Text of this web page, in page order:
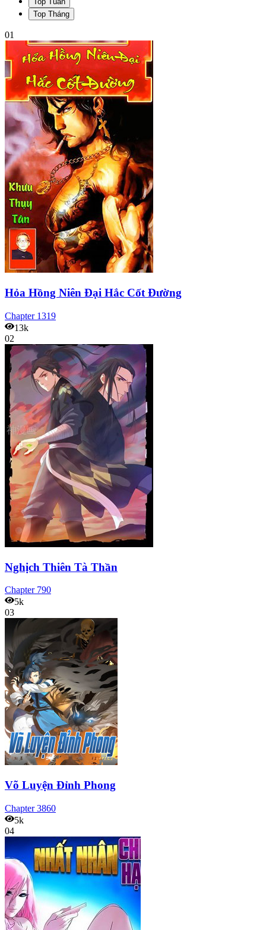
Top Tháng
01
Hỏa Hồng Niên Đại Hắc Cốt Đường
Chapter 1319
13k
02
Nghịch Thiên Tà Thần
Chapter 790
5k
03
Võ Luyện Đỉnh Phong
Chapter3860
5k
04